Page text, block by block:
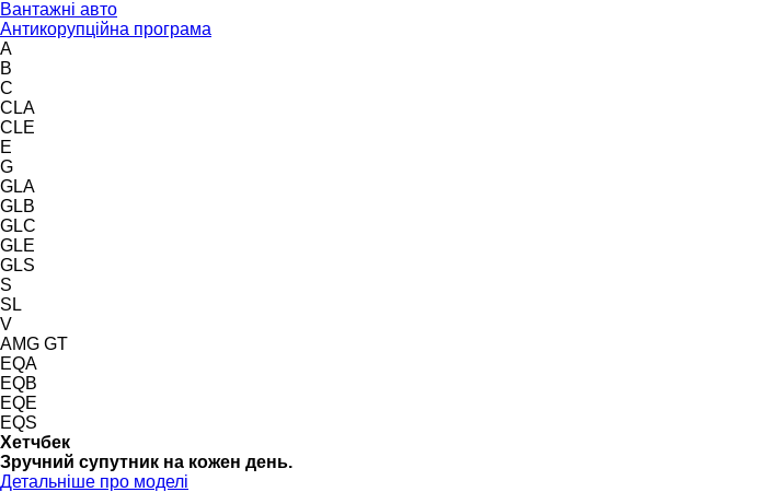
Вантажні авто
Антикорупційна програма
A
B
C
CLA
CLE
E
G
GLA
GLB
GLC
GLE
GLS
S
SL
V
AMG GT
EQA
EQB
EQE
EQS
Хетчбек
Зручний супутник на кожен день.
Детальніше про моделі